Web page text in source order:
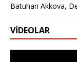
Batuhan Akkova,
VİDEOLAR